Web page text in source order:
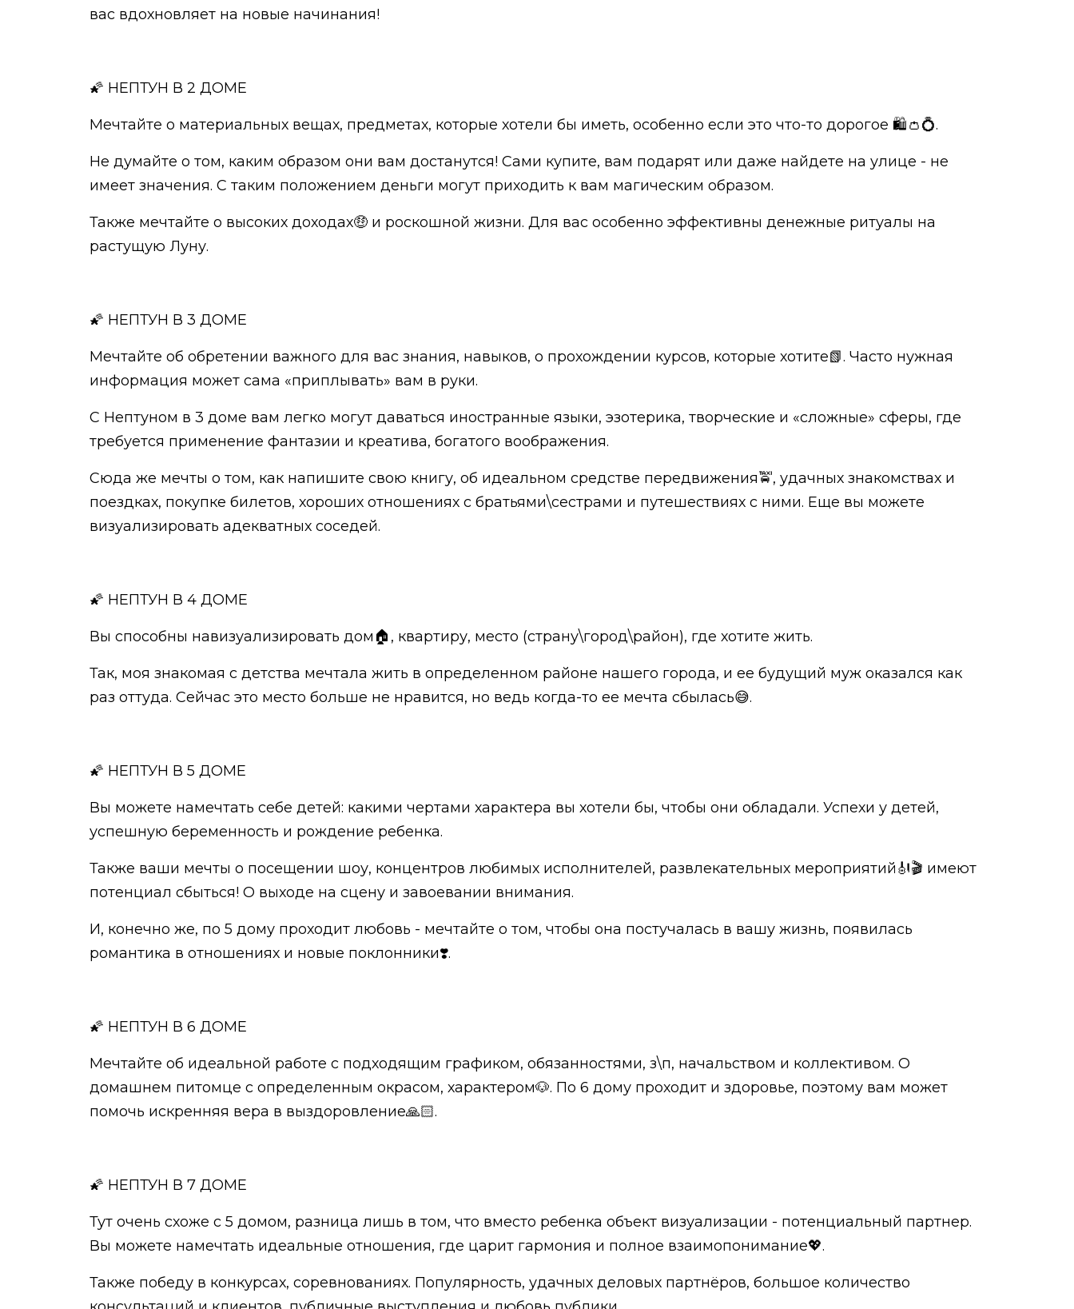
вас вдохновляет на новые начинания!
🌠 НЕПТУН В 2 ДОМЕ
Мечтайте о материальных вещах, предметах, которые хотели бы иметь, особенно если это что-то дорогое 🛍👛💍.
Не думайте о том, каким образом они вам достанутся! Сами купите, вам подарят или даже найдете на улице - не
имеет значения. С таким положением деньги могут приходить к вам магическим образом.
Также мечтайте о высоких доходах🤑 и роскошной жизни. Для вас особенно эффективны денежные ритуалы на
растущую Луну.
🌠 НЕПТУН В 3 ДОМЕ
Мечтайте об обретении важного для вас знания, навыков, о прохождении курсов, которые хотите📗. Часто нужная
информация может сама «приплывать» вам в руки.
С Нептуном в 3 доме вам легко могут даваться иностранные языки, эзотерика, творческие и «сложные» сферы, где
требуется применение фантазии и креатива, богатого воображения.
Сюда же мечты о том, как напишите свою книгу, об идеальном средстве передвижения🚖, удачных знакомствах и
поездках, покупке билетов, хороших отношениях с братьями\сестрами и путешествиях с ними. Еще вы можете
визуализировать адекватных соседей.
🌠 НЕПТУН В 4 ДОМЕ
Вы способны навизуализировать дом🏠, квартиру, место (страну\город\район), где хотите жить.
Так, моя знакомая с детства мечтала жить в определенном районе нашего города, и ее будущий муж оказался как
раз оттуда. Сейчас это место больше не нравится, но ведь когда-то ее мечта сбылась😅.
🌠 НЕПТУН В 5 ДОМЕ
Вы можете намечтать себе детей: какими чертами характера вы хотели бы, чтобы они обладали. Успехи у детей,
успешную беременность и рождение ребенка.
Также ваши мечты о посещении шоу, концентров любимых исполнителей, развлекательных мероприятий🎻🎬 имеют
потенциал сбыться! О выходе на сцену и завоевании внимания.
И, конечно же, по 5 дому проходит любовь - мечтайте о том, чтобы она постучалась в вашу жизнь, появилась
романтика в отношениях и новые поклонники❣️.
🌠 НЕПТУН В 6 ДОМЕ
Мечтайте об идеальной работе с подходящим графиком, обязанностями, з\п, начальством и коллективом. О
домашнем питомце с определенным окрасом, характером🐶. По 6 дому проходит и здоровье, поэтому вам может
помочь искренняя вера в выздоровление🙏🏻.
🌠 НЕПТУН В 7 ДОМЕ
Тут очень схоже с 5 домом, разница лишь в том, что вместо ребенка объект визуализации - потенциальный партнер.
Вы можете намечтать идеальные отношения, где царит гармония и полное взаимопонимание💖.
Также победу в конкурсах, соревнованиях. Популярность, удачных деловых партнёров, большое количество